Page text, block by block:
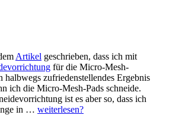
Artikel geschrieben, dass ich mit
für die Micro-Mesh-
halbwegs zufriedenstellendes Ergebnis
ich die Micro-Mesh-Pads schneide.
ist es aber so, dass ich
in … weiterlesen?